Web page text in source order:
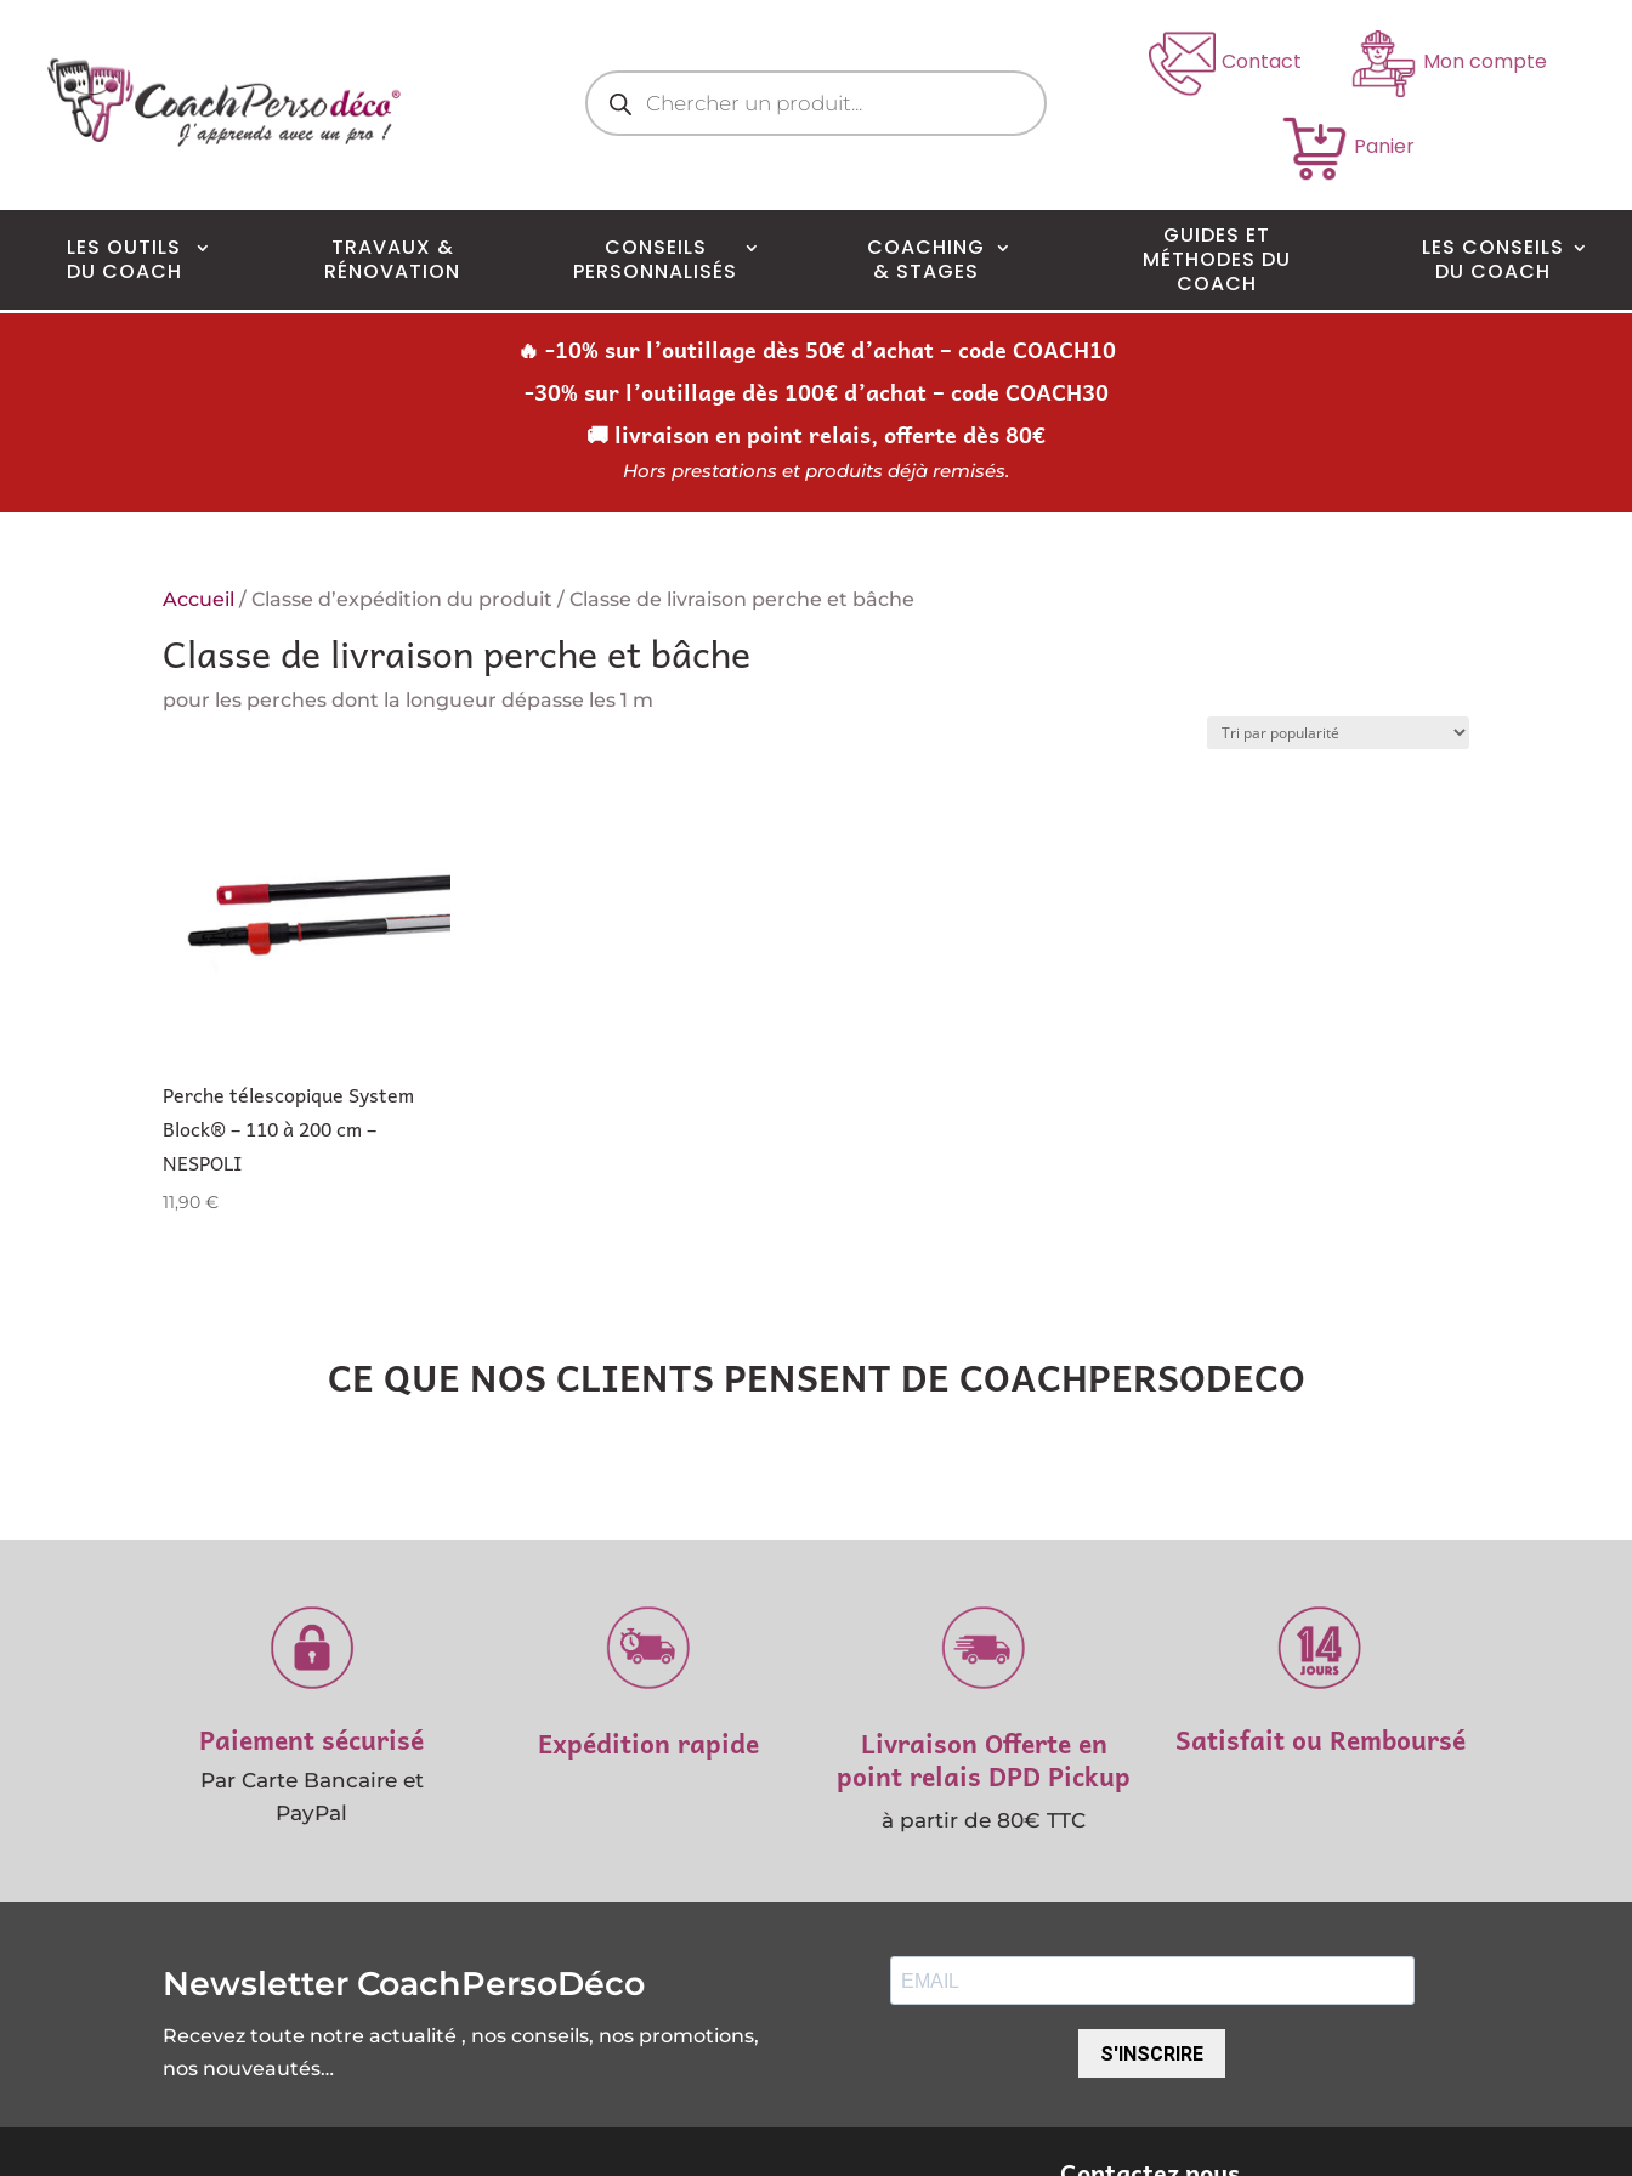
Recherche
de
produits
Contact Mon compte
Panier
LES OUTILS
DU COACH
TRAVAUX &
RÉNOVATION
CONSEILS
PERSONNALISÉS
COACHING
& STAGES
GUIDES ET
MÉTHODES DU
COACH
LES CONSEILS
DU COACH
🔥 -10% sur l’outillage dès 50€ d’achat – code COACH10
-30% sur l’outillage dès 100€ d’achat – code COACH30
🚚 livraison en point relais, offerte dès 80€
Hors prestations et produits déjà remisés.
Accueil / Classe d’expédition du produit / Classe de livraison perche et bâche
Classe de livraison perche et bâche
pour les perches dont la longueur dépasse les 1 m
Perche télescopique System
Block® – 110 à 200 cm –
NESPOLI
11,90€
CE QUE NOS CLIENTS PENSENT DE COACHPERSODECO
Paiement sécurisé
Par Carte Bancaire et
PayPal
Expédition rapide Livraison Offerte en
point relais DPD Pickup
à partir de 80€ TTC
Satisfait ou Remboursé
Newsletter CoachPersoDéco
Recevez toute notre actualité , nos conseils, nos promotions,
nos nouveautés…
S'INSCRIRE